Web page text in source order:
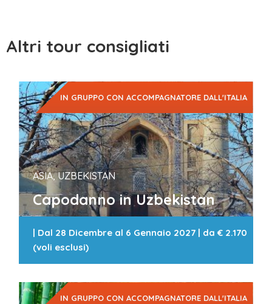
Altri tour consigliati
IN GRUPPO CON ACCOMPAGNATORE DALL'ITALIA
ASIA, UZBEKISTAN
Capodanno in Uzbekistan
| Dal 28 Dicembre al 6 Gennaio 2027 | da€ 2.170
(voli esclusi)
IN GRUPPO CON ACCOMPAGNATORE DALL'ITALIA